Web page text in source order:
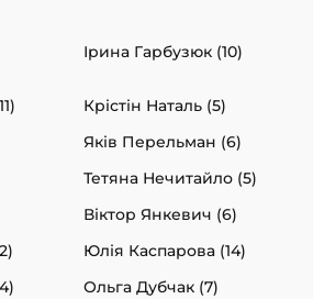
Ірина Гарбузюк (10)
Крістін Наталь (5)
Яків Перельман (6)
Тетяна Нечитайло (5)
Віктор Янкевич (6)
Юлія Каспарова (14)
Ольга Дубчак (7)